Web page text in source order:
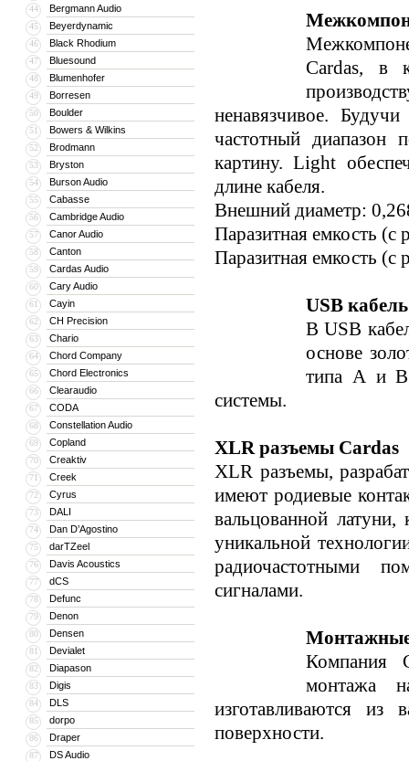
44 Bergmann Audio
45 Beyerdynamic
46 Black Rhodium
47 Bluesound
48 Blumenhofer
49 Borresen
50 Boulder
51 Bowers & Wilkins
52 Brodmann
53 Bryston
54 Burson Audio
55 Cabasse
56 Cambridge Audio
57 Canor Audio
58 Canton
59 Cardas Audio
60 Cary Audio
61 Cayin
62 CH Precision
63 Chario
64 Chord Company
65 Chord Electronics
66 Clearaudio
67 CODA
68 Constellation Audio
69 Copland
70 Creaktiv
71 Creek
72 Cyrus
73 DALI
74 Dan D’Agostino
75 darTZeel
76 Davis Acoustics
77 dCS
78 Defunc
79 Denon
80 Densen
81 Devialet
82 Diapason
83 Digis
84 DLS
85 dorpo
86 Draper
87 DS Audio
Cardas, в
ненавязчивое.
частотный диапазон
картину. Light
длине кабеля.
Внешний диаметр:
Паразитная емкость
Паразитная емкость
USB
В USB
основе
типа А и В.
системы.
XLR разъемы Cardas
XLR разъемы,
имеют родиевые
вальцованной
уникальной
радиочастотными
сигналами.
Компания
монтажа
изготавливаются из
поверхности.